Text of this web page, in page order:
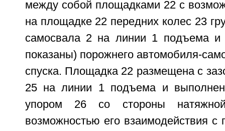
между собой площадками 22 с
на площадке 22 передних колес 23
самосвала 2 на линии 1 подъема и
показаны) порожнего автомобиля-
спуска. Площадка 22 размещена с
25 на линии 1 подъема и
упором 26 со стороны
возможностью его взаимодействия с